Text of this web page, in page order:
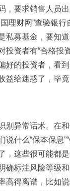
，要求销售人员
理财网”查验银
私募基金，要知
投资者有“合格投
好的投资者，看
益给迷惑了，毕
别异常话术。在
说什么“保本保息
，这些很可能都
确标注风险等级和
高得离谱，比如